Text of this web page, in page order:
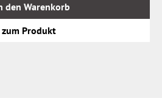
den Warenkorb
Produkt